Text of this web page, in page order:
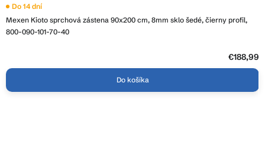
Mexen Kioto sprchová zástena 90x200 cm, 8mm sklo šedé, čierny profil,
800-090-101-70-40
Do 14 dní
€188,99
Do košíka